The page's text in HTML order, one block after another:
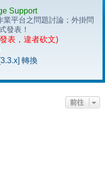
Support
業平台之問題討論；外掛問
發表！
表，違者砍文)
[3.3.x] 轉換
前往